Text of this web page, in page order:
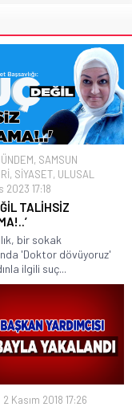
, SAMSUN
, SİYASET, ULUSAL
2023 17:18
TALİHSİZ
bir sokak
'Doktor dövüyoruz'
ilgili suç...
2 Kasım 2018 17:26